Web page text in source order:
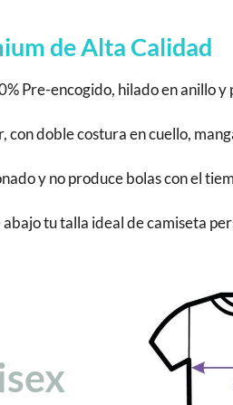
de Alta Calidad
Pre-encogido, hilado en anillo
doble costura en cuello,
y no produce bolas con el
tu talla ideal de camiseta